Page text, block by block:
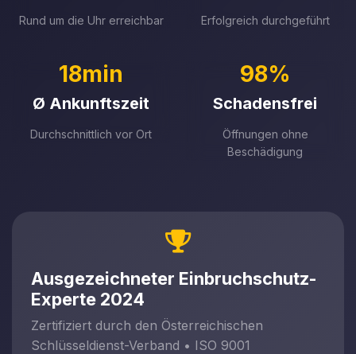
Rund um die Uhr erreichbar Erfolgreich durchgeführt
18min
Ø Ankunftszeit
Durchschnittlich vor Ort
98%
Schadensfrei
Öffnungen ohne
Beschädigung
Ausgezeichneter Einbruchschutz-
Experte 2024
Zertifiziert durch den Österreichischen
Schlüsseldienst-Verband • ISO 9001